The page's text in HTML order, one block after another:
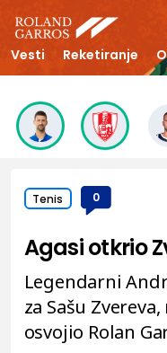
Vesti Reketiranje
Tenis 0
Agasi otkrio
Legendarni
za Sašu
osvojio Rolan